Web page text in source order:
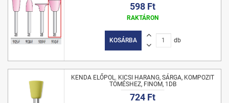
598 Ft
RAKTÁRON
KOSÁRBA db
KENDA ELŐPOL. KICSI HARANG, SÁRGA, KOMPOZIT
TÖMÉSHEZ, FINOM, 1DB
724 Ft